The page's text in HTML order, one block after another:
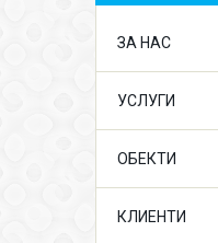
ЗА НАС
УСЛУГИ
ОБЕКТИ
КЛИЕНТИ